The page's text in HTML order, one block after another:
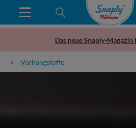
Das neue Snaply-
Vorhangstoffe